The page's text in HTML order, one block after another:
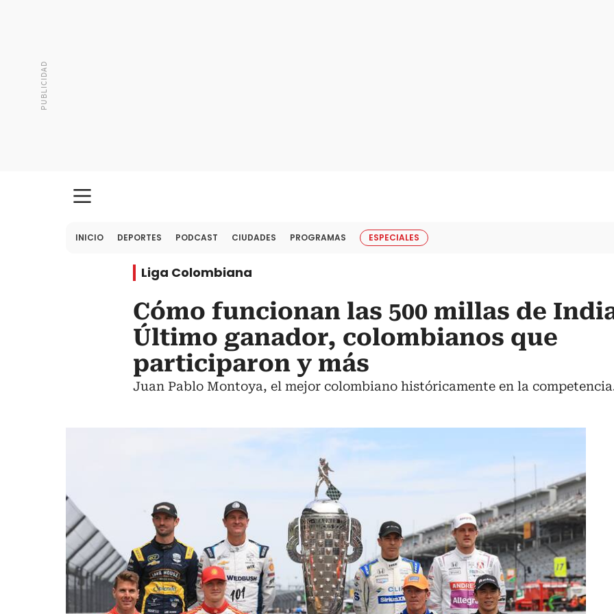
INICIO DEPORTES PODCAST CIUDADES PROGRAMAS ESPECIALES
Liga Colombiana
Cómo funcionan las 500 millas de
Último ganador, colombianos que
participaron y más
Juan Pablo Montoya, el mejor colombiano históricamente en la